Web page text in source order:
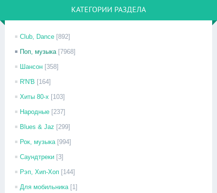
КАТЕГОРИИ РАЗДЕЛА
Club, Dance [892]
Поп, музыка [7968]
Шансон [358]
R'N'B [164]
Хиты 80-х [103]
Народные [237]
Blues & Jaz [299]
Рок, музыка [994]
Саундтреки [3]
Рэп, Хип-Хоп [144]
Для мобильника [1]